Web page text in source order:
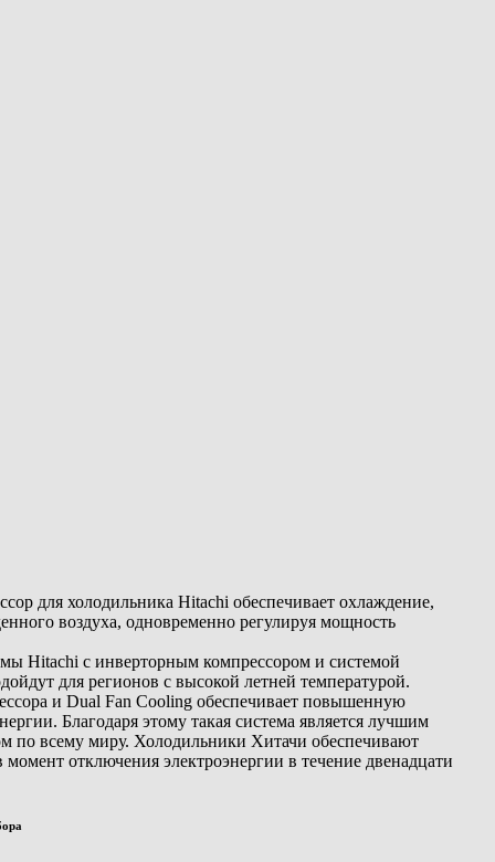
для холодильника Hitachi обеспечивает охлаждение,
воздуха, одновременно регулируя мощность
Hitachi с инверторным компрессором и системой
для регионов с высокой летней температурой.
и Dual Fan Cooling обеспечивает повышенную
Благодаря этому такая система является лучшим
по всему миру. Холодильники Хитачи обеспечивают
момент отключения электроэнергии в течение двенадцати